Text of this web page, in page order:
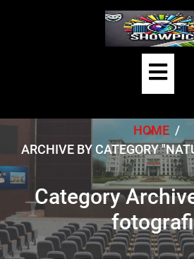
HOME /
ARCHIVE BY CATEGORY
Category